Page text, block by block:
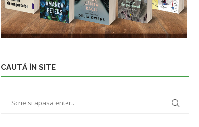
CAUTĂ ÎN SITE